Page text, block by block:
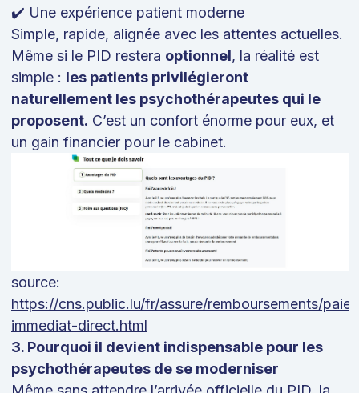
✔️ Une expérience patient moderne
Simple, rapide, alignée avec les attentes actuelles.
Même si le PID restera optionnel, la réalité est
simple : les patients privilégieront
naturellement les psychothérapeutes qui le
proposent. C’est un confort énorme pour eux, et
un gain financier pour le cabinet.
source:
https://cns.public.lu/fr/assure/remboursements/
immediat-direct.html
3. Pourquoi il devient indispensable pour les
psychothérapeutes de se moderniser